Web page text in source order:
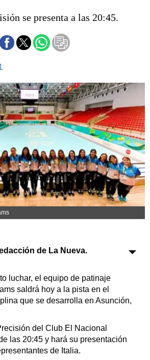
Escenario Olímpico
Básquetbol
Aplausos
Cines
Economía y finanzas
Con el campo
Espacio empresas
Sociedad
Tecnología
Turismo
Salud
Es viral
Transportes
Loterías
Datos Útiles
se presenta a las 20:45.
de La Nueva.
luchar, el equipo de patinaje
saldrá hoy a la pista en el
que se desarrolla en Asunción,
del Club El Nacional
las 20:45 y hará su presentación
de Italia.